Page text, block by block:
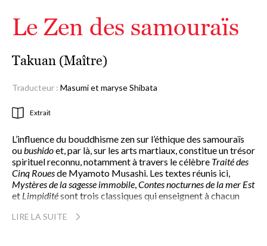
Le Zen des samouraïs
Takuan (Maître)
Traducteur : Masumi et maryse Shibata
Extrait
L’influence du bouddhisme zen sur l’éthique des samouraïs
oubushidoet, par là, sur les arts martiaux, constitue un trésor
spirituel reconnu, notamment à travers le célèbre Traité des
Cinq Rouesde Myamoto Musashi. Les textes réunis ici,
Mystères de la sagesse immobile,Contes nocturnes de la mer Est
et Limpiditésont trois classiques qui enseignent à chacun
Zen et dubushido
LIRE LA SUITE